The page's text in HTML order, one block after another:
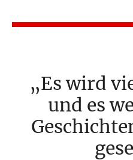
Es wird
und es